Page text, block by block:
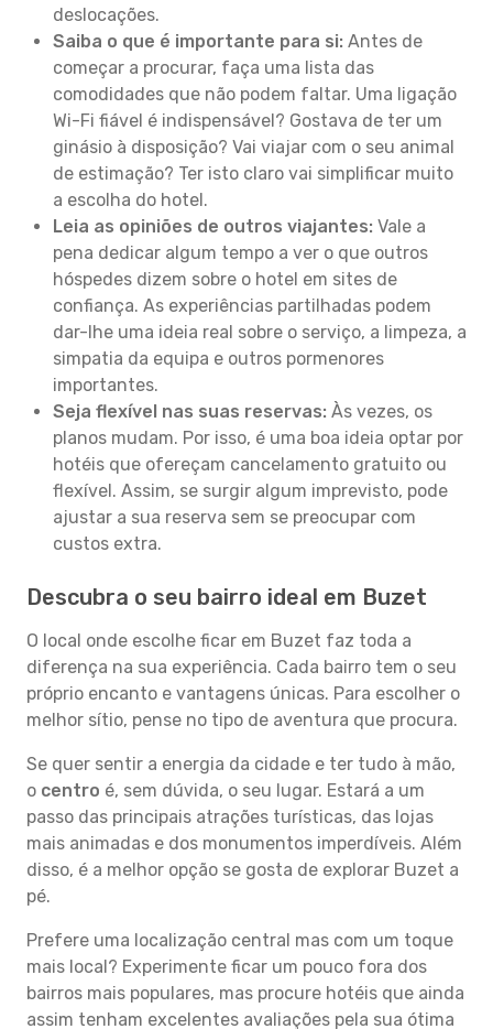
deslocações.
Saiba o que é importante para si: Antes de
começar a procurar, faça uma lista das
comodidades que não podem faltar. Uma ligação
Wi-Fi fiável é indispensável? Gostava de ter um
ginásio à disposição? Vai viajar com o seu animal
de estimação? Ter isto claro vai simplificar muito
a escolha do hotel.
Leia as opiniões de outros viajantes: Vale a
pena dedicar algum tempo a ver o que outros
hóspedes dizem sobre o hotel em sites de
confiança. As experiências partilhadas podem
dar-lhe uma ideia real sobre o serviço, a limpeza, a
simpatia da equipa e outros pormenores
importantes.
Seja flexível nas suas reservas: Às vezes, os
planos mudam. Por isso, é uma boa ideia optar por
hotéis que ofereçam cancelamento gratuito ou
flexível. Assim, se surgir algum imprevisto, pode
ajustar a sua reserva sem se preocupar com
custos extra.
Descubra o seu bairro ideal em Buzet
O local onde escolhe ficar em Buzet faz toda a
diferença na sua experiência. Cada bairro tem o seu
próprio encanto e vantagens únicas. Para escolher o
melhor sítio, pense no tipo de aventura que procura.
Se quer sentir a energia da cidade e ter tudo à mão,
o centro é, sem dúvida, o seu lugar. Estará a um
passo das principais atrações turísticas, das lojas
mais animadas e dos monumentos imperdíveis. Além
disso, é a melhor opção se gosta de explorar Buzet a
pé.
Prefere uma localização central mas com um toque
mais local? Experimente ficar um pouco fora dos
bairros mais populares, mas procure hotéis que ainda
assim tenham excelentes avaliações pela sua ótima